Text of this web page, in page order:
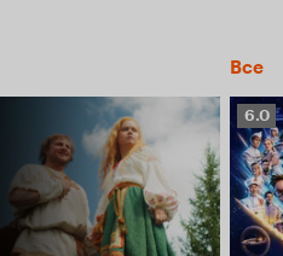
Все
6.0
6.0